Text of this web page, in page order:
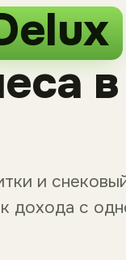
в
и
дохода с